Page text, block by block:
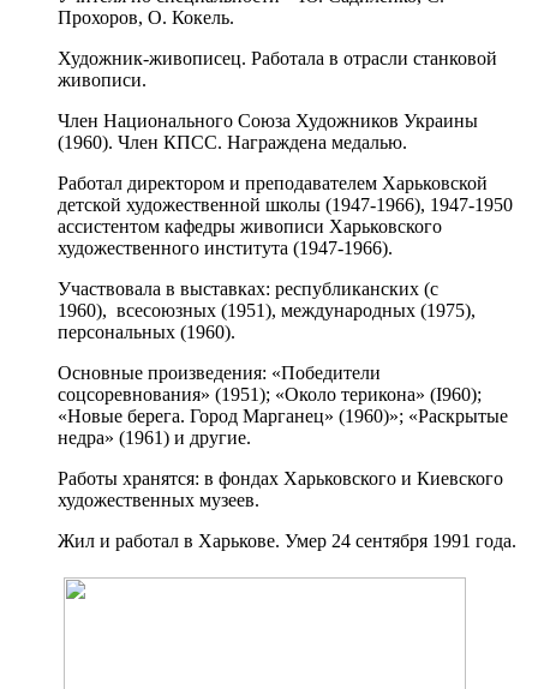
Прохоров, О. Кокель.
Художник-живописец. Работала в отрасли станковой
живописи.
Член Национального Союза Художников Украины
(1960). Член КПСС. Награждена медалью.
Работал директором и преподавателем Харьковской
детской художественной школы (1947-1966), 1947-1950
ассистентом кафедры живописи Харьковского
художественного института (1947-1966).
Участвовала в выставках: республиканских (с
1960), всесоюзных (1951), международных (1975),
персональных (1960).
Основные произведения: «Победители
соцсоревнования» (1951); «Около терикона» (I960);
«Новые берега. Город Марганец» (1960)»; «Раскрытые
недра» (1961) и другие.
Работы хранятся: в фондах Харьковского и Киевского
художественных музеев.
Жил и работал в Харькове. Умер 24 сентября 1991 года.